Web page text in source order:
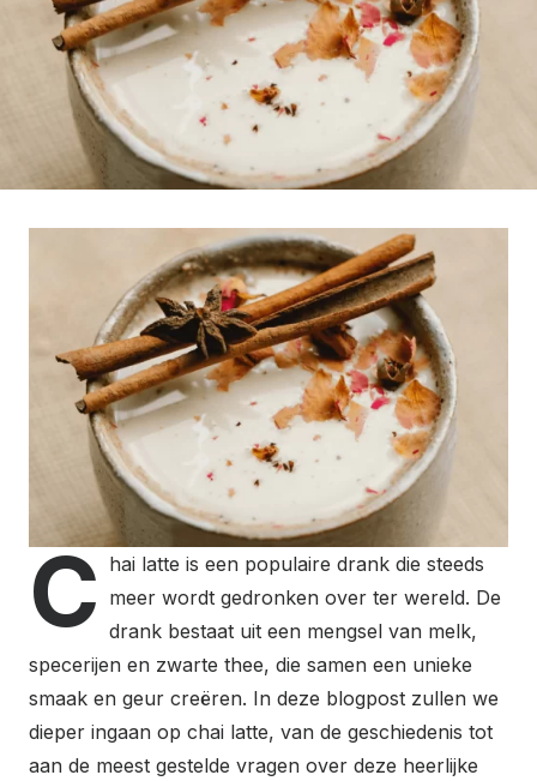
C hai latte is een populaire drank die steeds
meer wordt gedronken over ter wereld. De
drank bestaat uit een mengsel van melk,
specerijen en zwarte thee, die samen een unieke
smaak en geur creëren. In deze blogpost zullen we
dieper ingaan op chai latte, van de geschiedenis tot
aan de meest gestelde vragen over deze heerlijke